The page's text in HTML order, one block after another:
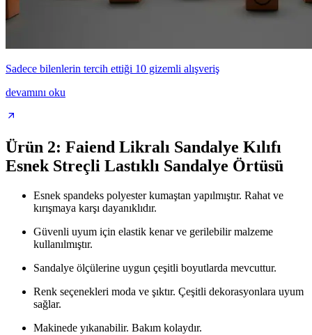
Sadece bilenlerin tercih ettiği 10 gizemli alışveriş
devamını oku
Ürün 2: Faiend Likralı Sandalye Kılıfı
Esnek Streçli Lastıklı Sandalye Örtüsü
Esnek spandeks polyester kumaştan yapılmıştır. Rahat ve
kırışmaya karşı dayanıklıdır.
Güvenli uyum için elastik kenar ve gerilebilir malzeme
kullanılmıştır.
Sandalye ölçülerine uygun çeşitli boyutlarda mevcuttur.
Renk seçenekleri moda ve şıktır. Çeşitli dekorasyonlara uyum
sağlar.
Makinede yıkanabilir. Bakım kolaydır.